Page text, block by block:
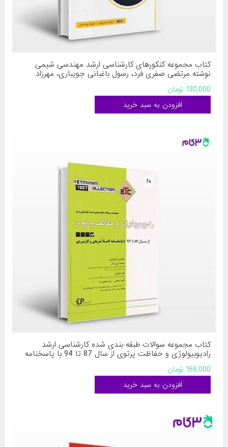
کتاب مجموعه کنکورهای کارشناسی ارشد مهندسی شیمی
نوشته مرتضی صفری فرد، رسول باغبانی جویباری، مهرزاد
بوالحسنی از بینش
130,000 تومان
کتاب مجموعه سوالات طبقه بندی شده کارشناسی ارشد
رادیوبیولوژی و حفاظت پرتوی از سال 87 تا 94 با پاسخنامه
آذری اصل،کاوه مولودی،المیرا زنجانی، رضا محمدی نیا از
168,000 تومان